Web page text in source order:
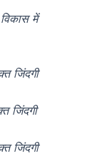
में
जिंदगी
जिंदगी
जिंदगी